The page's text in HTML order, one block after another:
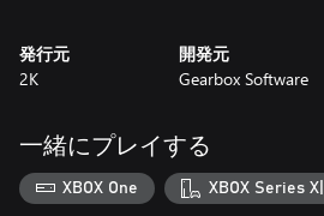
編が必要です。このコンテンツはシーズ
す。
新要素:
• 懐かしい仲間たちと再会し、ユニーク
ームを組み、身の毛もよだつ恐怖を撃ち
就させる手助けをしよう！
発行元
2K
開発元
Gearbox Software
一緒にプレイする
XBOX One XBOX Series